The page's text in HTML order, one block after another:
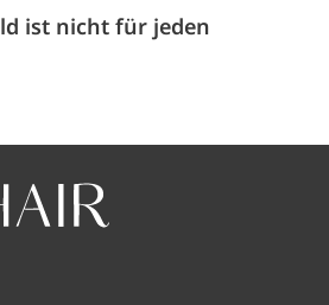
ist nicht für jeden